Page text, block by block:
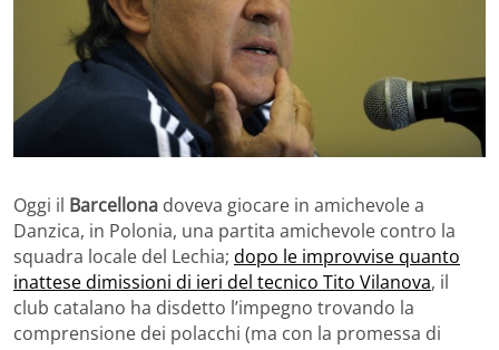
Oggi il Barcellona doveva giocare in amichevole a
Danzica, in Polonia, una partita amichevole contro la
squadra locale del Lechia; dopo le improvvise quanto
inattese dimissioni di ieri del tecnico Tito Vilanova, il
club catalano ha disdetto l’impegno trovando la
comprensione dei polacchi (ma con la promessa di